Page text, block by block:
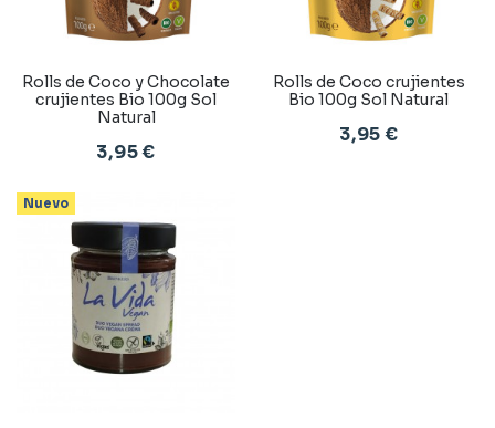
Rolls de Coco y Chocolate
crujientes Bio 100g Sol
Natural
3,95 €
Rolls de Coco crujientes
Bio 100g Sol Natural
3,95 €
Nuevo